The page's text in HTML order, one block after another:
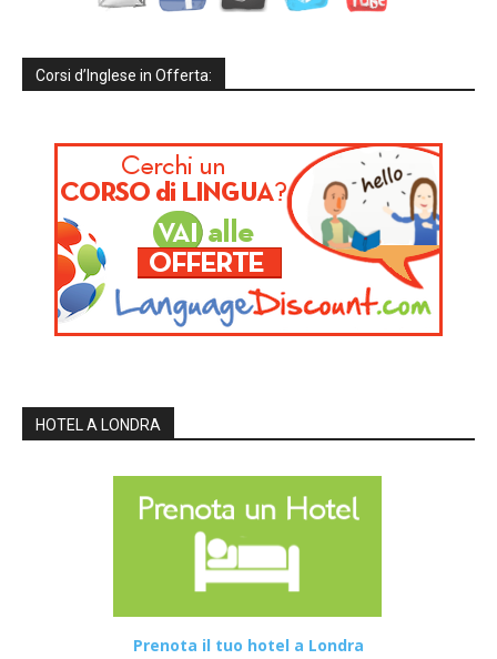
Corsi d’Inglese in Offerta:
HOTEL A LONDRA
Prenota il tuo hotel a Londra